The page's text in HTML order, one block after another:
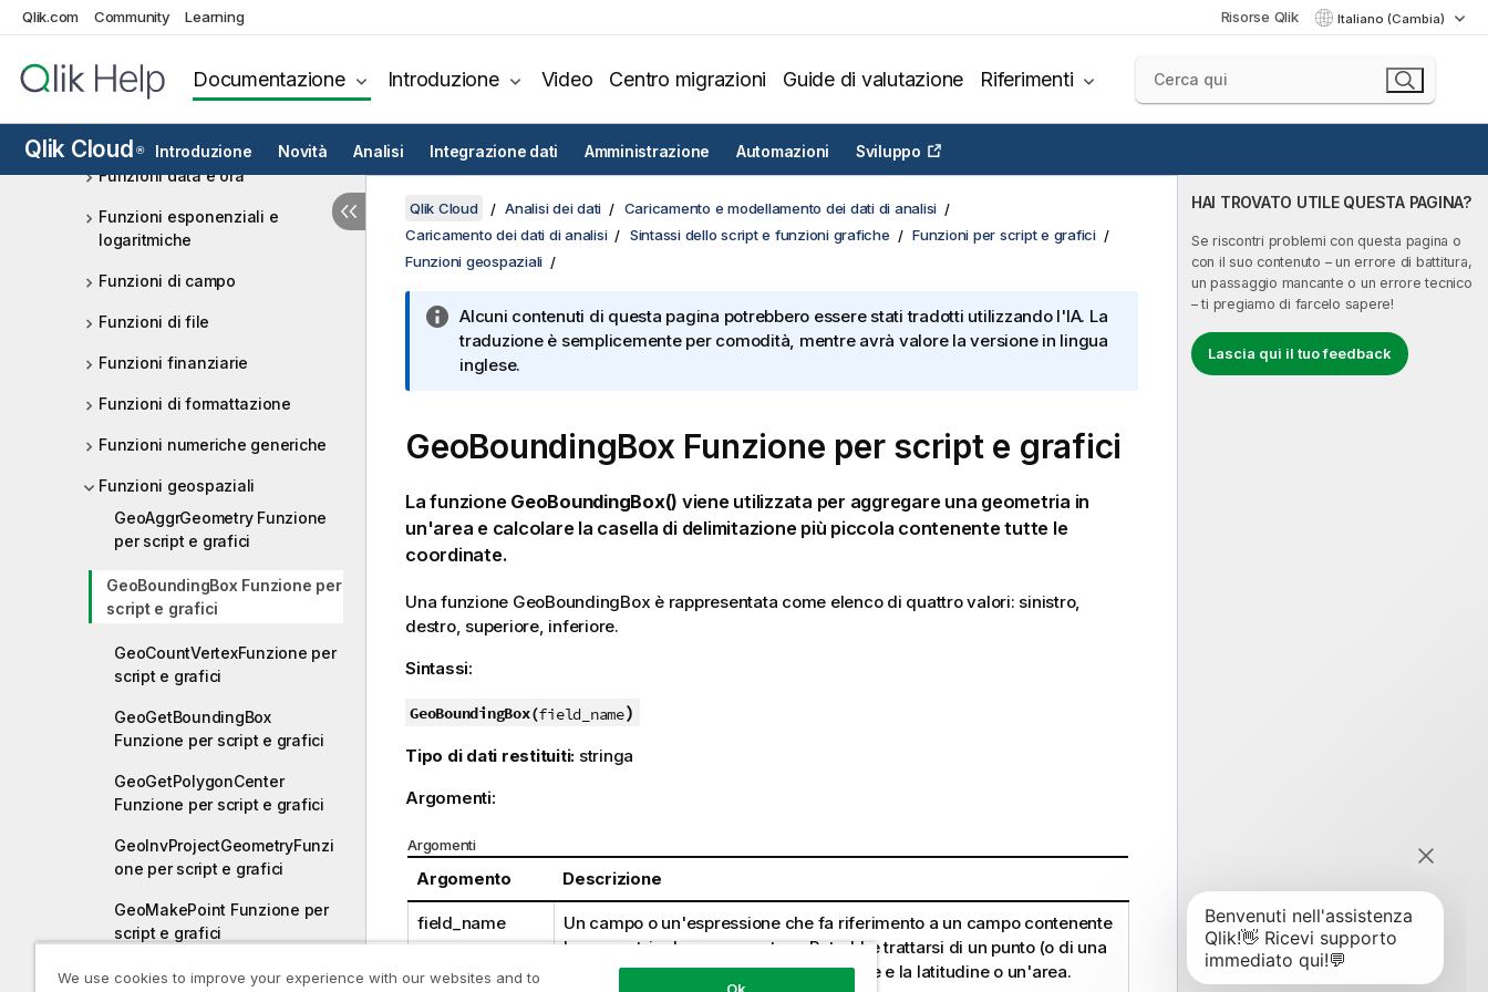
Qlik.com Community Learning Risorse Qlik Italiano (Cambia)
Documentazione Introduzione Video Centro migrazioni Guide di valutazione Riferimenti
Qlik Cloud ® Introduzione Novità Analisi Integrazione dati Amministrazione Automazioni Sviluppo
Aggr - funzione per grafici
Funzioni condizionali
Funzioni data e ora
Funzioni esponenziali e
logaritmiche
Funzioni di campo
Funzioni di file
Funzioni finanziarie
Funzioni di formattazione
Funzioni numeriche generiche
Funzioni geospaziali
GeoAggrGeometry Funzione
per script e grafici
GeoBoundingBox Funzione per
script e grafici
GeoCountVertexFunzione per
script e grafici
GeoGetBoundingBox
Funzione per script e grafici
GeoGetPolygonCenter
Funzione per script e grafici
GeoInvProjectGeometryFunzi
one per script e grafici
GeoMakePoint Funzione per
script e grafici
GeoProject Funzione per
HAI TROVATO UTILE QUESTA PAGINA?
Se riscontri problemi con questa pagina o
con il suo contenuto – un errore di battitura,
un passaggio mancante o un errore tecnico
– ti pregiamo di farcelo sapere!
Lascia qui il tuo feedback
Qlik Cloud Analisi dei dati
Caricamento e modellamento dei dati di analisi
Caricamento dei dati di analisi
Sintassi dello script e funzioni grafiche
Funzioni per script e grafici
Funzioni geospaziali
Alcuni contenuti di questa pagina potrebbero essere stati tradotti utilizzando l'IA. La
traduzione è semplicemente per comodità, mentre avrà valore la versione in lingua
inglese.
GeoBoundingBox Funzione per script e grafici
La funzione GeoBoundingBox() viene utilizzata per aggregare una geometria in
un'area e calcolare la casella di delimitazione più piccola contenente tutte le
coordinate.
Una funzione GeoBoundingBox è rappresentata come elenco di quattro valori: sinistro,
destro, superiore, inferiore.
Sintassi:
GeoBoundingBox(field_name)
Tipo di dati restituiti: stringa
Argomenti:
Argomenti
Argomento Descrizione
field_name
Un campo o un'espressione che fa riferimento a un campo contenente
la geometria da rappresentare. Potrebbe trattarsi di un punto (o di una
serie di punti) che fornisce la longitudine e la latitudine o un'area.
We use cookies to improve your experience with our websites and to